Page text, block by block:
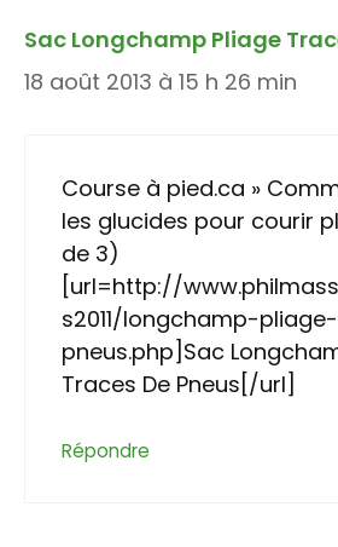
Sac Longchamp Pliage
18 août 2013 à 15 h 26 min
Course à pied.ca »
les glucides pour courir
de 3)
[url=http://
s2011/longchamp-
pneus.php]Sac
Traces De Pneus[/url]
Répondre